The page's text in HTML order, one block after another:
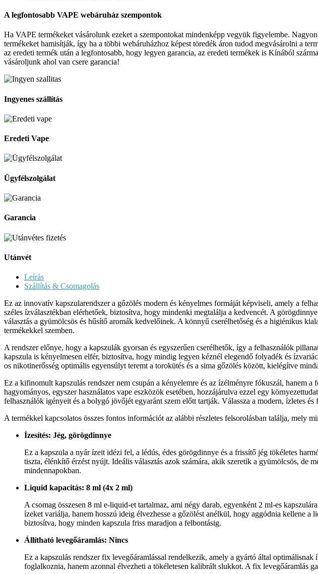
A legfontosabb VAPE webáruház szempontok
Ha VAPE termékeket vásárolunk ezeket a szempontokat mindenképp vegyük figyelembe.
termékeket hamisítják, így ha a többi webáruházhoz képest töredék áron tudod megvásárolni a
az eredeti termék után a legfontosabb, hogy legyen garancia, az eredeti termékek is Kínából
vásároljunk ahol van csere garancia!
Ingyenes szállítás
Eredeti Vape
Ügyfélszolgálat
Garancia
Utánvét
Leírás
Szállítás & Csomagolás
Ez az innovatív kapszularendszer a gőzölés modern és kényelmes formáját képviseli, amely a
széles ízválasztékban elérhetőek, biztosítva, hogy mindenki megtalálja a kedvencét. A
választás a gyümölcsös és hűsítő aromák kedvelőinek. A könnyű cserélhetőség és a higiénikus
termékekkel szemben.
A rendszer előnye, hogy a kapszulák gyorsan és egyszerűen cserélhetők, így a felhasználók
kapszula is kényelmesen elfér, biztosítva, hogy mindig legyen kéznél elegendő folyadék és
os nikotinerősség optimális egyensúlyt teremt a torokütés és a sima gőzölés között, kielégítve
Ez a kifinomult kapszulás rendszer nem csupán a kényelemre és az ízélményre fókuszál, hanem
hagyományos, egyszer használatos vape eszközök esetében, hozzájárulva ezzel egy
felhasználók igényeit és a bolygó jövőjét egyaránt szem előtt tartják. Válassza a modern, ízletes
A termékkel kapcsolatos összes fontos információt az alábbi részletes felsorolásban találja, mely
Ízesítés: Jég, görögdinnye
Ez a kapszula a nyár ízeit idézi fel, a lédús, édes görögdinnye és a frissítő jég tökéletes
tiszta, élénkítő érzést nyújt. Ideális választás azok számára, akik szeretik a gyümölcsös, de
mindennapokban.
Liquid kapacitás: 8 ml (4x 2 ml)
A csomag összesen 8 ml e-liquid-et tartalmaz, ami négy darab, egyenként 2 ml-es
ízeket variálja, hanem hosszú ideig élvezhesse a gőzölést anélkül, hogy aggódnia kellene
biztosítva, hogy minden kapszula friss maradjon a felbontásig.
Állítható levegőáramlás: Nincs
Ez a kapszulás rendszer fix levegőáramlással rendelkezik, amely a gyártó által
foglalkoznia, hanem azonnal élvezheti a tökéletesen kalibrált slukkot. A fix levegőáramlás